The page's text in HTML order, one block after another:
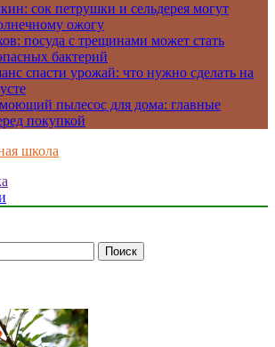
сок петрушки и сельдерея могут
ожогу
посуда с трещинами может стать
бактерий
спасти урожай: что нужно сделать на
пылесос для дома: главные
покупкой
школа